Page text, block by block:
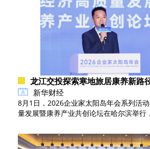
龙江交投探索寒地旅居康养新路
新华财经
8月1日，2026企业家太阳岛年会系列活
量发展暨康养产业共创论坛在哈尔滨举行